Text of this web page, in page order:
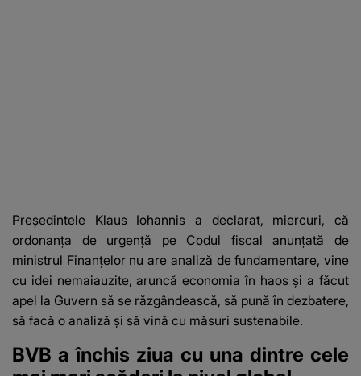
Preşedintele Klaus Iohannis a declarat, miercuri, că
ordonanţa de urgenţă pe Codul fiscal anunţată de
ministrul Finanţelor nu are analiză de fundamentare, vine
cu idei nemaiauzite, aruncă economia în haos şi a făcut
apel la Guvern să se răzgândească, să pună în dezbatere,
să facă o analiză şi să vină cu măsuri sustenabile.
BVB a închis ziua cu una dintre cele